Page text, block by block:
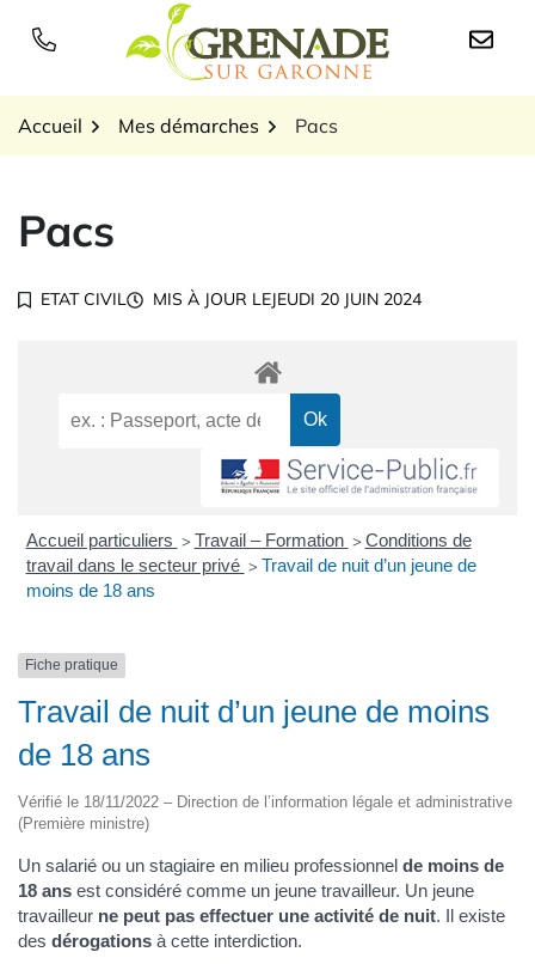
Logo Grenade sur
Accueil Mes démarches Pacs
Pacs
ETAT CIVIL MIS À JOUR LEJEUDI 20 JUIN 2024
Accueil particuliers > Travail – Formation > Conditions de
travail dans le secteur privé > Travail de nuit d’un jeune de
moins de 18 ans
Fiche pratique
Travail de nuit d’un jeune de moins
de 18 ans
Vérifié le 18/11/2022 – Direction de l’information légale et administrative
(Première ministre)
Un salarié ou un stagiaire en milieu professionnel de moins de
18 ans est considéré comme un jeune travailleur. Un jeune
travailleur ne peut pas effectuer une activité de nuit. Il existe
des dérogations à cette interdiction.